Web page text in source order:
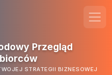
Przegląd
STRATEGII BIZNESOWEJ